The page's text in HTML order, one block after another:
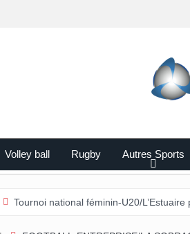
Volley ball Rugby Autres Sports
féminin-U20/L’Estuaire première